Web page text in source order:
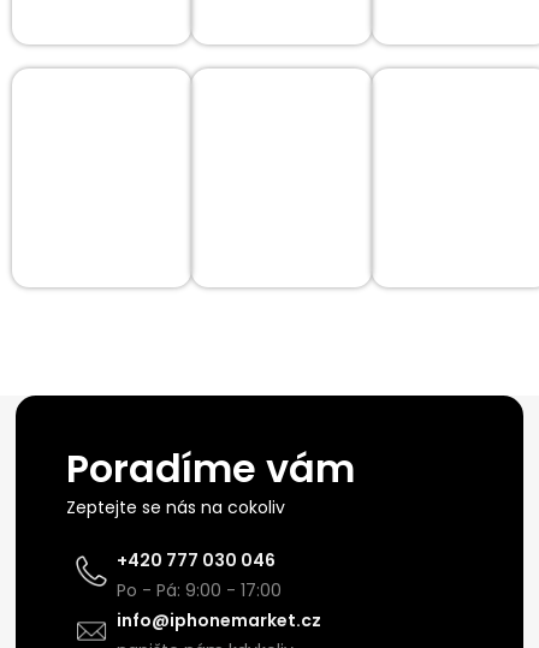
Poradíme vám
Zeptejte se nás na cokoliv
+420 777 030 046
Po - Pá: 9:00 - 17:00
info@iphonemarket.cz